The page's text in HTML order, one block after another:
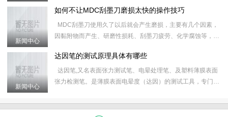
&nb
新闻中心
如何不让MDC刮墨刀磨损太快的操作技巧
MDC刮墨刀使用久了以后就会产生磨损，主要有几个因素，
因黏附物而产生、研磨性损耗、刮墨刀疲劳、化学腐蚀等，这
的使
新闻中心
达因笔的测试原理具体有哪些
达因笔,又名表面张力测试笔、电晕处理笔、及塑料薄膜表面
张力检测笔。是薄膜表面电晕度（达因）的测试工具，专门用